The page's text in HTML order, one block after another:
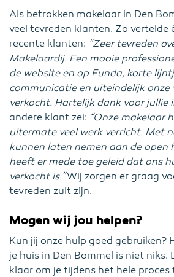
Als betrokken makelaar in Den
veel tevreden klanten. Zo vertelde
recente klanten: “Zeer tevreden
Makelaardij. Een mooie
de website en op Funda, korte
communicatie en uiteindelijk onze
verkocht. Hartelijk dank voor jullie
andere klant zei: “Onze makelaar
uitermate veel werk verricht. Met
kunnen laten nemen aan de open
heeft er mede toe geleid dat ons
verkocht is.”Wij zorgen er graag
tevreden zult zijn.
Mogen wij jou helpen?
Kun jij onze hulp goed gebruiken?
je huis in Den Bommel is niet niks.
klaar om je tijdens het hele proces